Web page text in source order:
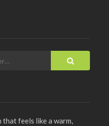
feels like a warm,